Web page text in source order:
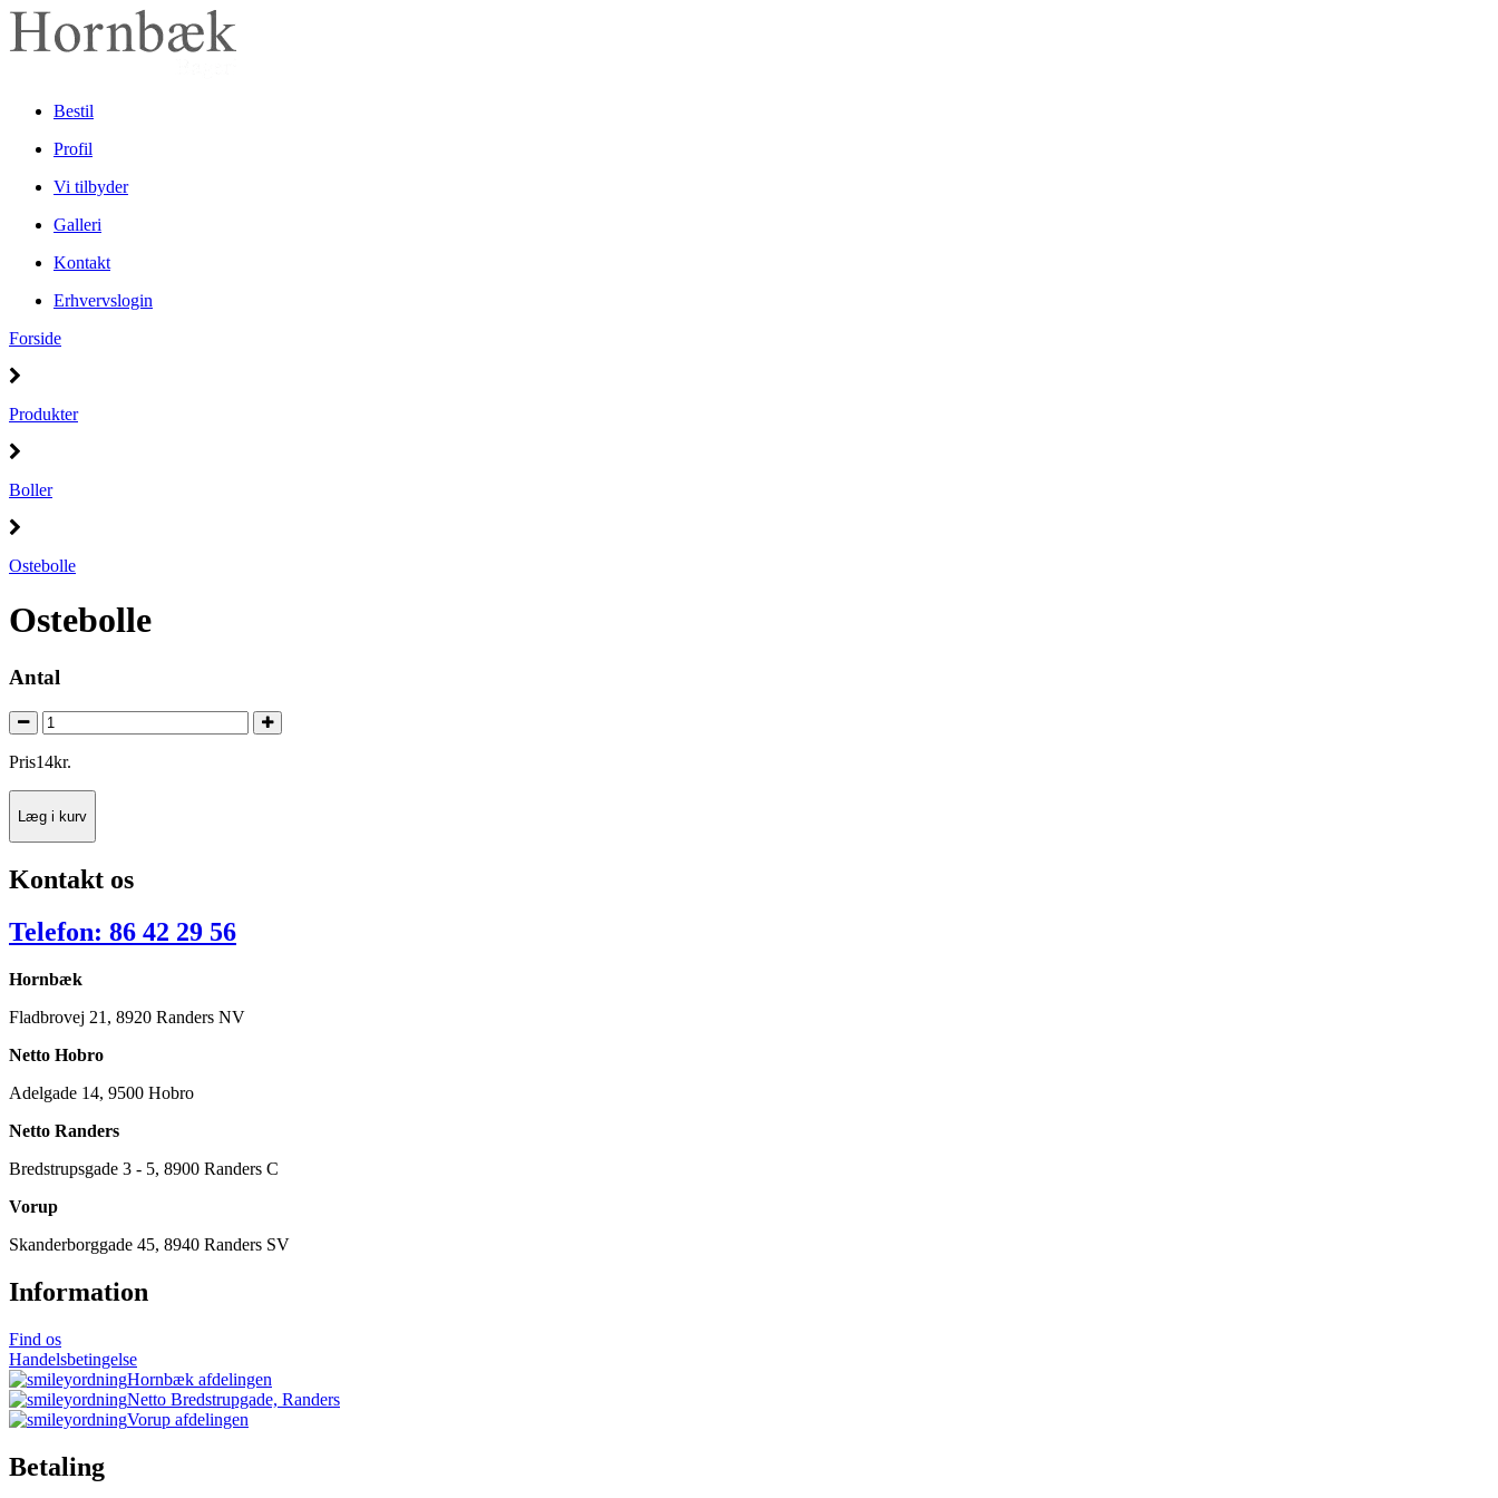
Bestil
Profil
Vi tilbyder
Galleri
Kontakt
Erhvervslogin
Forside
Produkter
Boller
Ostebolle
Ostebolle
Antal
Pris14kr.
Læg i kurv
Kontakt os
Telefon: 86 42 29 56
Hornbæk
Fladbrovej 21, 8920 Randers NV
Netto Hobro
Adelgade 14, 9500 Hobro
Netto Randers
Bredstrupsgade 3 - 5, 8900 Randers C
Vorup
Skanderborggade 45, 8940 Randers SV
Information
Find os
Handelsbetingelse
Hornbæk afdelingen
Netto Bredstrupgade, Randers
Vorup afdelingen
Betaling